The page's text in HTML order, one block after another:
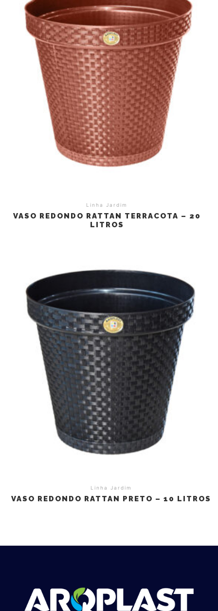
Linha Jardim
VASO REDONDO RATTAN TERRACOTA – 20
LITROS
Linha Jardim
VASO REDONDO RATTAN PRETO – 10 LITROS